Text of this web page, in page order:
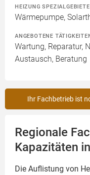
HEIZUNG SPEZIALGEBIETE
Wärmepumpe,
ANGEBOTENE
Wartung, Reparatur,
Austausch, Beratung
Ihr Fachbetrieb ist
Regionale
Kapazitäten
Die Auflistung von